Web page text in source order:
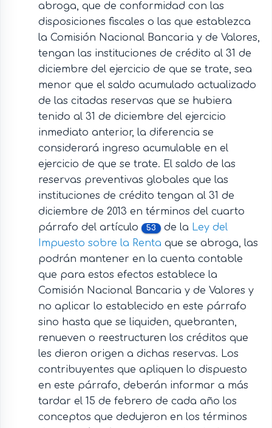
abroga, que de conformidad con las
disposiciones fiscales o las que establezca
la Comisión Nacional Bancaria y de Valores,
tengan las instituciones de crédito al 31 de
diciembre del ejercicio de que se trate, sea
menor que el saldo acumulado actualizado
de las citadas reservas que se hubiera
tenido al 31 de diciembre del ejercicio
inmediato anterior, la diferencia se
considerará ingreso acumulable en el
ejercicio de que se trate. El saldo de las
reservas preventivas globales que las
instituciones de crédito tengan al 31 de
diciembre de 2013 en términos del cuarto
párrafo del artículo
53 de la Ley del
Impuesto sobre la Renta que se abroga, las
podrán mantener en la cuenta contable
que para estos efectos establece la
Comisión Nacional Bancaria y de Valores y
no aplicar lo establecido en este párrafo
sino hasta que se liquiden, quebranten,
renueven o reestructuren los créditos que
les dieron origen a dichas reservas. Los
contribuyentes que apliquen lo dispuesto
en este párrafo, deberán informar a más
tardar el 15 de febrero de cada año los
conceptos que dedujeron en los términos